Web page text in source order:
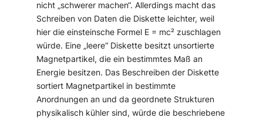
nicht „schwerer machen“. Allerdings macht das
Schreiben von Daten die Diskette leichter, weil
hier die einsteinsche Formel E = mc² zuschlagen
würde. Eine „leere“ Diskette besitzt unsortierte
Magnetpartikel, die ein bestimmtes Maß an
Energie besitzen. Das Beschreiben der Diskette
sortiert Magnetpartikel in bestimmte
Anordnungen an und da geordnete Strukturen
physikalisch kühler sind, würde die beschriebene